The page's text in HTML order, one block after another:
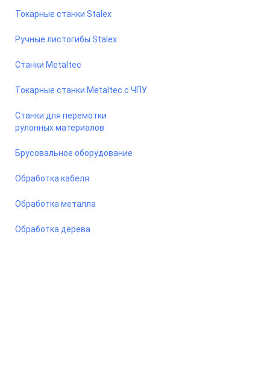
Токарные станки Stalex
Ручные листогибы Stalex
Станки Metaltec
Токарные станки Metaltec с ЧПУ
Станки для перемотки
рулонных материалов
Брусовальное оборудование
Обработка кабеля
Обработка металла
Обработка дерева